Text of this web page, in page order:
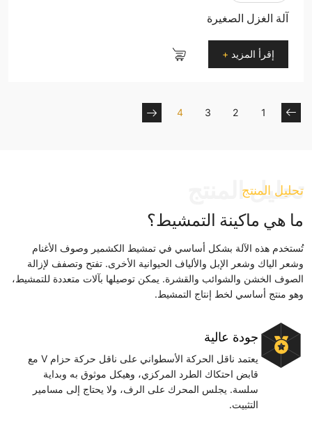
آلة الغزل الصغيرة
إقرأ المزيد +
1
2
3
4
تحليل المنتج
تحليل المنتج
ما هي ماكينة التمشيط؟
تُستخدم هذه الآلة بشكل أساسي في تمشيط الكشمير وصوف الأغنام
وشعر الياك وشعر الإبل والألياف الحيوانية الأخرى. تفتح وتصفف لإزالة
الصوف الخشن والشوائب والقشرة. يمكن توصيلها بآلات متعددة للتمشيط،
وهو منتج أساسي لخط إنتاج التمشيط.
جودة عالية
يعتمد ناقل الحركة الأسطواني على ناقل حركة حزام V مع
قابض احتكاك الطرد المركزي، وهيكل موثوق به وبداية
سلسة. يجلس المحرك على الرف، ولا يحتاج إلى مسامير
التثبيت.